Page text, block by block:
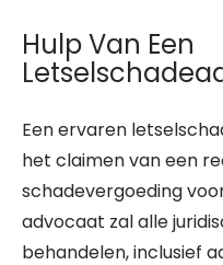
Hulp Van Een
Een ervaren
het claimen van een
schadevergoeding
advocaat zal alle
behandelen, inclusief